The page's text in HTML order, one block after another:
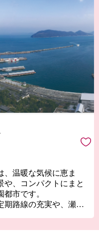
、温暖な気候に恵ま
や、コンパクトにまと
市です。
期路線の充実や、瀬戸